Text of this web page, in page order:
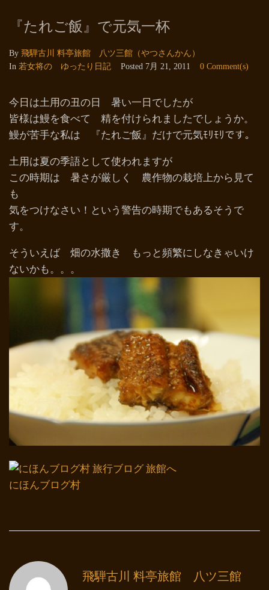
『たれご飯』で元気一杯
By 飛騨古川 料亭旅館 八ツ三館（やつさんかん）
In 若女将の ゆったり日記 Posted 7月 21, 2011 0 Comment(s)
今日は土用の丑の日 暑い一日でしたが
皆様は鰻を食べて 精を付けられましたでしょうか。
鰻が苦手な私は 『たれご飯』だけで元気ﾓﾘﾓﾘです。
土用は夏の季語として使われますが
この時期は 暑さが厳しく 農作物の栽培上から見て
も
気をつけなさい！という警告の時期でもあるそうで
す。
そういえば 畑の水撒き もっと頻繁にしなきゃいけ
ないかも。。。
にほんブログ村
飛騨古川 料亭旅館 八ツ三館